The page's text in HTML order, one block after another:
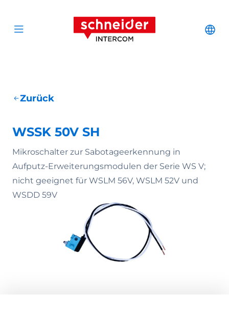
Open menu
Schneider
Zurück
WSSK 50V SH
Mikroschalter zur Sabotageerkennung in
Aufputz-Erweiterungsmodulen der Serie WS V;
nicht geeignet für WSLM 56V, WSLM 52V und
WSDD 59V